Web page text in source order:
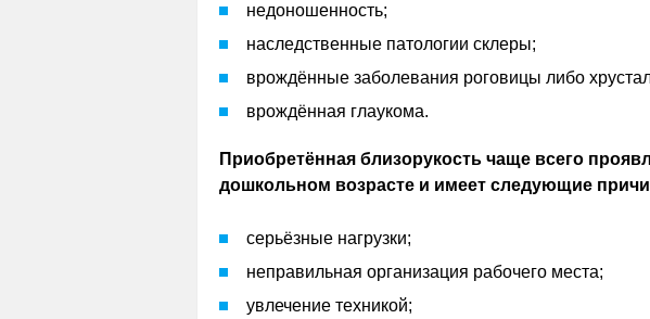
недоношенность;
наследственные патологии склеры;
врождённые заболевания роговицы либо
врождённая глаукома.
Приобретённая близорукость чаще всего
дошкольном возрасте и имеет следующие
серьёзные нагрузки;
неправильная организация рабочего места;
увлечение техникой;